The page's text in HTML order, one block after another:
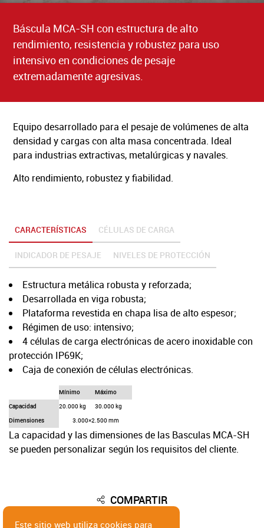
BÁSCULAS Y BÁSCULAS PUENTE
A BARCELBAL
RECLUTAMIENTO
POLÍTICA DE PRIVACIDAD
LIVRO RECLAMAÇÕES ONLINE
Báscula MCA-SH con estructura de alto
rendimiento, resistencia y robustez para uso
intensivo en condiciones de pesaje
extremadamente agresivas.
Equipo desarrollado para el pesaje de volúmenes de alta
densidad y cargas con alta masa concentrada. Ideal
para industrias extractivas, metalúrgicas y navales.
Alto rendimiento, robustez y fiabilidad.
CARACTERÍSTICAS CÉLULAS DE CARGA
INDICADOR DE PESAJE NIVELES DE PROTECCIÓN
Estructura metálica robusta y reforzada;
Desarrollada en viga robusta;
Plataforma revestida en chapa lisa de alto espesor;
Régimen de uso: intensivo;
4 células de carga electrónicas de acero inoxidable con
protección IP69K;
Caja de conexión de células electrónicas.
Mínimo
Máximo
Capacidad
20.000 kg
30.000 kg
Dimensiones
3.000×2.500 mm
La capacidad y las dimensiones de las Basculas MCA-SH
se pueden personalizar según los requisitos del cliente.
en acero inoxidable. Las células están selladas
herméticamente con protección IP69K (EN 60529), para
indicador de peso MC-IX de última generación. El
indicador de peso MC-IX de alto rendimiento permite un
Norma IP67;
Solicitud de cotización
COMPARTIR
Este sitio web utiliza cookies para